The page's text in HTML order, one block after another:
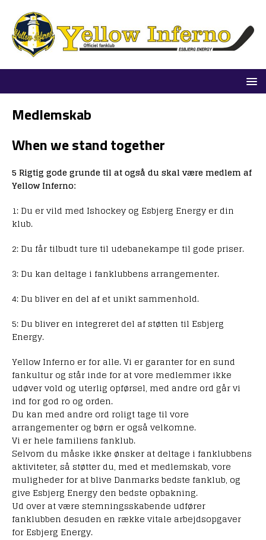
Medlemskab
When we stand together
5 Rigtig gode grunde til at også du skal være medlem af
Yellow Inferno:
1: Du er vild med Ishockey og Esbjerg Energy er din
klub.
2: Du får tilbudt ture til udebanekampe til gode priser.
3: Du kan deltage i fanklubbens arrangementer.
4: Du bliver en del af et unikt sammenhold.
5: Du bliver en integreret del af støtten til Esbjerg
Energy.
Yellow Inferno er for alle. Vi er garanter for en sund
fankultur og står inde for at vore medlemmer ikke
udøver vold og uterlig opførsel, med andre ord går vi
ind for god ro og orden.
Du kan med andre ord roligt tage til vore
arrangementer og børn er også velkomne.
Vi er hele familiens fanklub.
Selvom du måske ikke ønsker at deltage i fanklubbens
aktiviteter, så støtter du, med et medlemskab, vore
muligheder for at blive Danmarks bedste fanklub, og
give Esbjerg Energy den bedste opbakning.
Ud over at være stemningsskabende udfører
fanklubben desuden en række vitale arbejdsopgaver
for Esbjerg Energy.